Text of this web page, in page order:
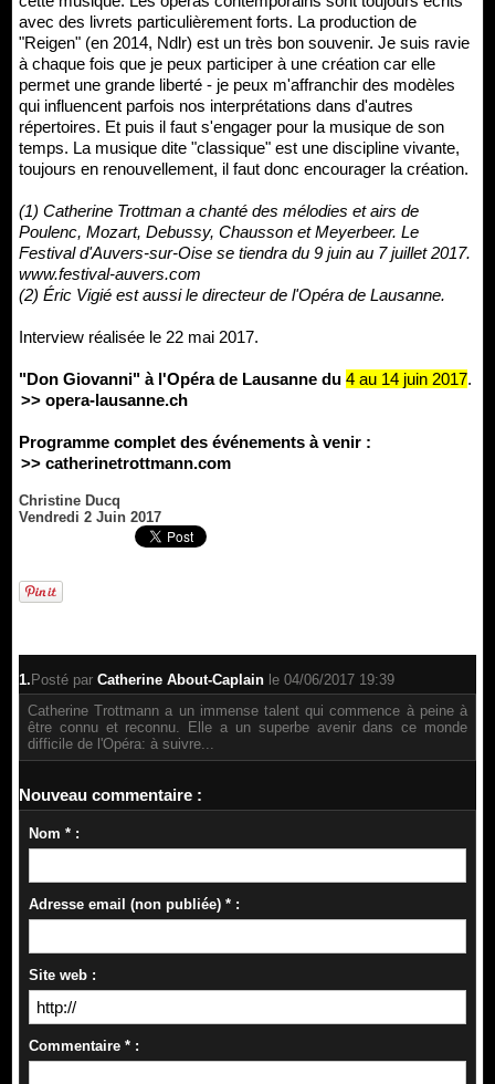
avec des livrets particulièrement forts. La production de
"Reigen" (en 2014, Ndlr) est un très bon souvenir. Je suis ravie
à chaque fois que je peux participer à une création car elle
permet une grande liberté - je peux m'affranchir des modèles
qui influencent parfois nos interprétations dans d'autres
répertoires. Et puis il faut s'engager pour la musique de son
temps. La musique dite "classique" est une discipline vivante,
toujours en renouvellement, il faut donc encourager la création.
(1) Catherine Trottman a chanté des mélodies et airs de
Poulenc, Mozart, Debussy, Chausson et Meyerbeer. Le
Festival d'Auvers-sur-Oise se tiendra du 9 juin au 7 juillet 2017.
www.festival-auvers.com
(2) Éric Vigié est aussi le directeur de l'Opéra de Lausanne.
Interview réalisée le 22 mai 2017.
"Don Giovanni" à l'Opéra de Lausanne du 4 au 14 juin 2017.
>> opera-lausanne.ch
Programme complet des événements à venir :
>> catherinetrottmann.com
Christine Ducq
Vendredi 2 Juin 2017
1. Posté par Catherine About-Caplain le 04/06/2017 19:39
Catherine Trottmann a un immense talent qui commence à peine à
être connu et reconnu. Elle a un superbe avenir dans ce monde
difficile de l'Opéra: à suivre...
Nouveau commentaire :
Nom * :
Adresse email (non publiée) * :
Site web :
Commentaire * :